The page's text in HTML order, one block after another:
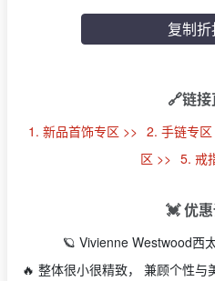
复制
🔗链
1. 新品首饰专区 >> 2. 手链专区
区 >> 5. 戒
💓 优
🪐 Vivienne Westwood西
🔥 整体很小很精致， 兼顾个性